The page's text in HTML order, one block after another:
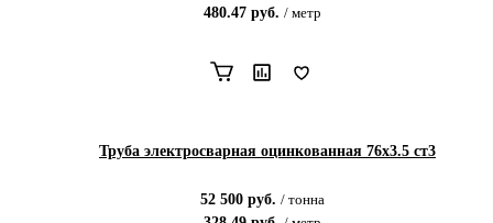
480.47руб. / метр
Труба электросварная оцинкованная 76х3.5 ст3
52 500руб. / тонна